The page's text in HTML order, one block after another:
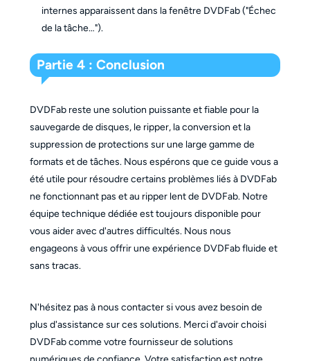
internes apparaissent dans la fenêtre DVDFab ("Échec
de la tâche…").
Partie 4 : Conclusion
DVDFab reste une solution puissante et fiable pour la
sauvegarde de disques, le ripper, la conversion et la
suppression de protections sur une large gamme de
formats et de tâches. Nous espérons que ce guide vous a
été utile pour résoudre certains problèmes liés à DVDFab
ne fonctionnant pas et au ripper lent de DVDFab. Notre
équipe technique dédiée est toujours disponible pour
vous aider avec d'autres difficultés. Nous nous
engageons à vous offrir une expérience DVDFab fluide et
sans tracas.
N'hésitez pas à nous contacter si vous avez besoin de
plus d'assistance sur ces solutions. Merci d'avoir choisi
DVDFab comme votre fournisseur de solutions